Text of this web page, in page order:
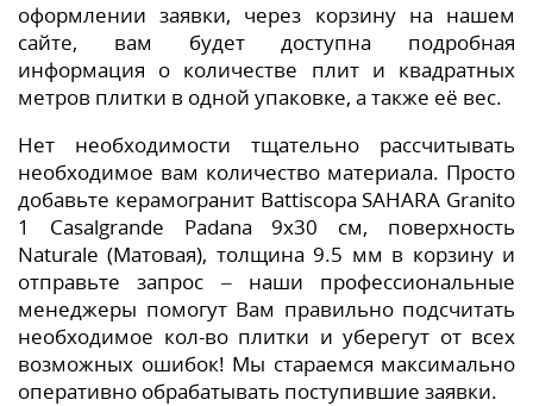
оформлении заявки, через корзину на нашем
сайте, вам будет доступна подробная
информация о количестве плит и квадратных
метров плитки в одной упаковке, а также её вес.
Нет необходимости тщательно рассчитывать
необходимое вам количество материала. Просто
добавьте керамогранит Battiscopa SAHARA Granito
1 Casalgrande Padana 9x30 см, поверхность
Naturale (Матовая), толщина 9.5 мм в корзину и
отправьте запрос – наши профессиональные
менеджеры помогут Вам правильно подсчитать
необходимое кол-во плитки и уберегут от всех
возможных ошибок! Мы стараемся максимально
оперативно обрабатывать поступившие заявки.